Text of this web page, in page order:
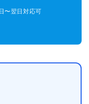
〜翌日対応可